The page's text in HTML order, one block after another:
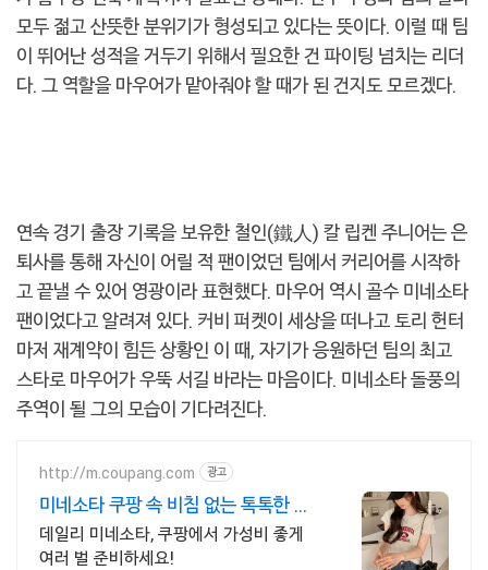
모두 젊고 산뜻한 분위기가 형성되고 있다는 뜻이다. 이럴 때 팀
이 뛰어난 성적을 거두기 위해서 필요한 건 파이팅 넘치는 리더
다. 그 역할을 마우어가 맡아줘야 할 때가 된 건지도 모르겠다.
연속 경기 출장 기록을 보유한 철인(鐵人) 칼 립켄 주니어는 은
퇴사를 통해 자신이 어릴 적 팬이었던 팀에서 커리어를 시작하
고 끝낼 수 있어 영광이라 표현했다. 마우어 역시 골수 미네소타
팬이었다고 알려져 있다. 커비 퍼켓이 세상을 떠나고 토리 헌터
마저 재계약이 힘든 상황인 이 때, 자기가 응원하던 팀의 최고
스타로 마우어가 우뚝 서길 바라는 마음이다. 미네소타 돌풍의
주역이 될 그의 모습이 기다려진다.
http://m.coupang.com 광고
미네소타 쿠팡 속 비침 없는 톡톡한 원
단
데일리 미네소타, 쿠팡에서 가성비 좋게
여러 벌 준비하세요!